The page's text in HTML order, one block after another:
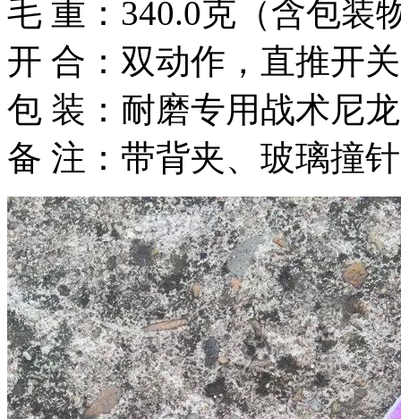
毛 重：340.0克（含包装
开 合：双动作，直推开
包 装：耐磨专用战术尼
备 注：带背夹、玻璃撞针